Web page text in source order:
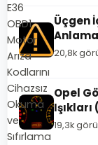
E36
OBD1
Motor
Arıza
Kodlarını
Cihazsız
Okuma
ve
Sıfırlama
Üçgen
20,8k
Opel
19,3k